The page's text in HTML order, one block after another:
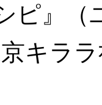
ピ』（
キラ